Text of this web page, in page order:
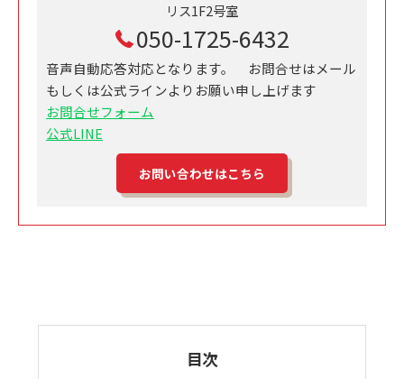
リス1F2号室
050-1725-6432
音声自動応答対応となります。 お問合せはメール
もしくは公式ラインよりお願い申し上げます
お問合せフォーム
公式LINE
お問い合わせはこちら
目次